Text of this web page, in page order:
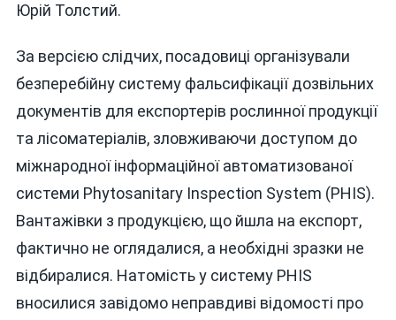
Юрій Толстий.
За версією слідчих, посадовиці організували
безперебійну систему фальсифікації дозвільних
документів для експортерів рослинної продукції
та лісоматеріалів, зловживаючи доступом до
міжнародної інформаційної автоматизованої
системи Phytosanitary Inspection System (PHIS).
Вантажівки з продукцією, що йшла на експорт,
фактично не оглядалися, а необхідні зразки не
відбиралися. Натомість у систему PHIS
вносилися завідомо неправдиві відомості про